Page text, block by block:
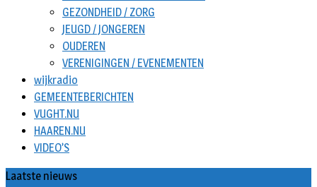
GEZONDHEID / ZORG
JEUGD / JONGEREN
OUDEREN
VERENIGINGEN / EVENEMENTEN
wijkradio
GEMEENTEBERICHTEN
VUGHT.NU
HAAREN.NU
VIDEO’S
Laatste nieuws